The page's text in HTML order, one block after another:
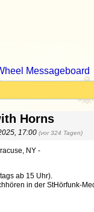
Messageboard
Horns
17:00 (vor 324 Tagen)
NY -
ab 15 Uhr).
in der StHörfunk-